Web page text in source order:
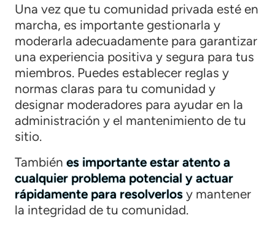
Una vez que tu comunidad privada esté en
marcha, es importante gestionarla y
moderarla adecuadamente para garantizar
una experiencia positiva y segura para tus
miembros. Puedes establecer reglas y
normas claras para tu comunidad y
designar moderadores para ayudar en la
administración y el mantenimiento de tu
sitio.
También es importante estar atento a
cualquier problema potencial y actuar
rápidamente para resolverlos y mantener
la integridad de tu comunidad.